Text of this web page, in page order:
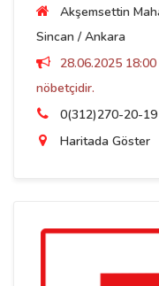
Akşemsettin
Sincan / Ankara
28.06.2025
nöbetçidir.
0(312)270-20-19
Haritada Göster